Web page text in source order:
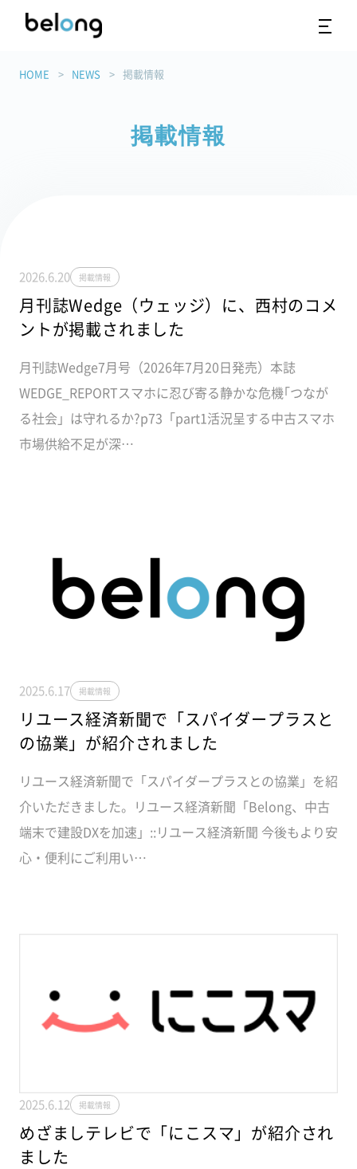
HOME NEWS 掲載情報
掲載情報
2026.6.20 掲載情報
月刊誌Wedge（ウェッジ）に、西村のコメ
ントが掲載されました
月刊誌Wedge7月号（2026年7月20日発売）本誌
WEDGE_REPORTスマホに忍び寄る静かな危機｢つなが
る社会」は守れるか?p73「part1活況呈する中古スマホ
市場供給不足が深…
2025.6.17 掲載情報
リユース経済新聞で「スパイダープラスと
の協業」が紹介されました
リユース経済新聞で「スパイダープラスとの協業」を紹
介いただきました。リユース経済新聞「Belong、中古
端末で建設DXを加速」::リユース経済新聞 今後もより安
心・便利にご利用い…
2025.6.12 掲載情報
めざましテレビで「にこスマ」が紹介され
ました